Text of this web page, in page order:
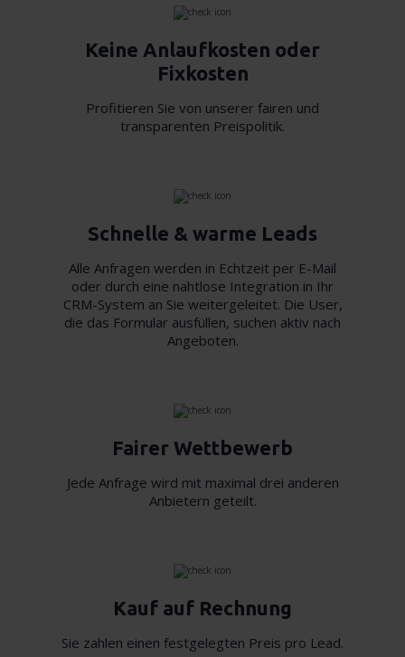
Keine Anlaufkosten oder
Fixkosten
Profitieren Sie von unserer fairen und
transparenten Preispolitik.
Schnelle & warme Leads
Alle Anfragen werden in Echtzeit per E-Mail
oder durch eine nahtlose Integration in Ihr
CRM-System an Sie weitergeleitet. Die User,
die das Formular ausfüllen, suchen aktiv nach
Angeboten.
Fairer Wettbewerb
Jede Anfrage wird mit maximal drei anderen
Anbietern geteilt.
Kauf auf Rechnung
Sie zahlen einen festgelegten Preis pro Lead.